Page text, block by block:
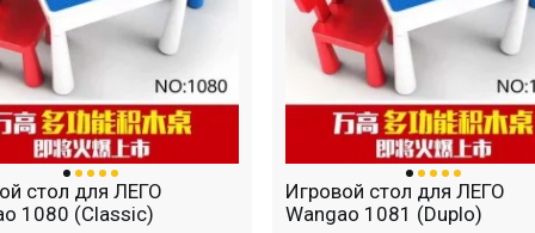
стол для ЛЕГО
1080 (Classic)
Игровой стол для ЛЕГО
Wangao 1081 (Duplo)